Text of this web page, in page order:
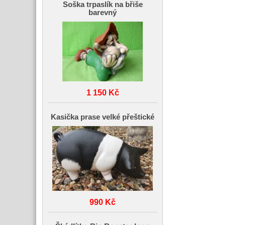
Soška trpaslík na břiše
barevný
1 150 Kč
Kasička prase velké přeštické
990 Kč